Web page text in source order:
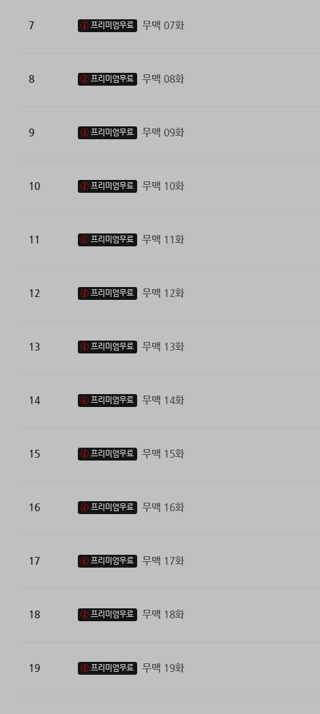
7 프리미엄무료 무맥 07화
8 프리미엄무료 무맥 08화
9 프리미엄무료 무맥 09화
10 프리미엄무료 무맥 10화
11 프리미엄무료 무맥 11화
12 프리미엄무료 무맥 12화
13 프리미엄무료 무맥 13화
14 프리미엄무료 무맥 14화
15 프리미엄무료 무맥 15화
16 프리미엄무료 무맥 16화
17 프리미엄무료 무맥 17화
18 프리미엄무료 무맥 18화
19 프리미엄무료 무맥 19화